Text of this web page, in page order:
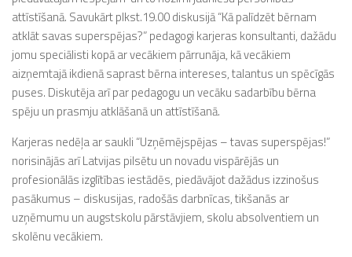
attīstīšanā. Savukārt plkst.19.00 diskusijā “Kā palīdzēt bērnam
atklāt savas superspējas?” pedagogi karjeras konsultanti, dažādu
jomu speciālisti kopā ar vecākiem pārrunāja, kā vecākiem
aizņemtajā ikdienā saprast bērna intereses, talantus un spēcīgās
puses. Diskutēja arī par pedagogu un vecāku sadarbību bērna
spēju un prasmju atklāšanā un attīstīšanā.
Karjeras nedēļa ar saukli “Uzņēmējspējas – tavas superspējas!”
norisinājās arī Latvijas pilsētu un novadu vispārējās un
profesionālās izglītības iestādēs, piedāvājot dažādus izzinošus
pasākumus – diskusijas, radošās darbnīcas, tikšanās ar
uzņēmumu un augstskolu pārstāvjiem, skolu absolventiem un
skolēnu vecākiem.